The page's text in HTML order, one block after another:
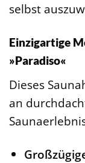
selbst
Einzigartige
»Paradiso«
Dieses
an